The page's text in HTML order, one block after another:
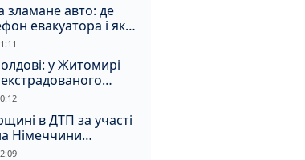
зламане авто: де
евакуатора і як
на аферистів
у Житомирі
спирт і
в ДТП за участі
Німеччини
двоє людей